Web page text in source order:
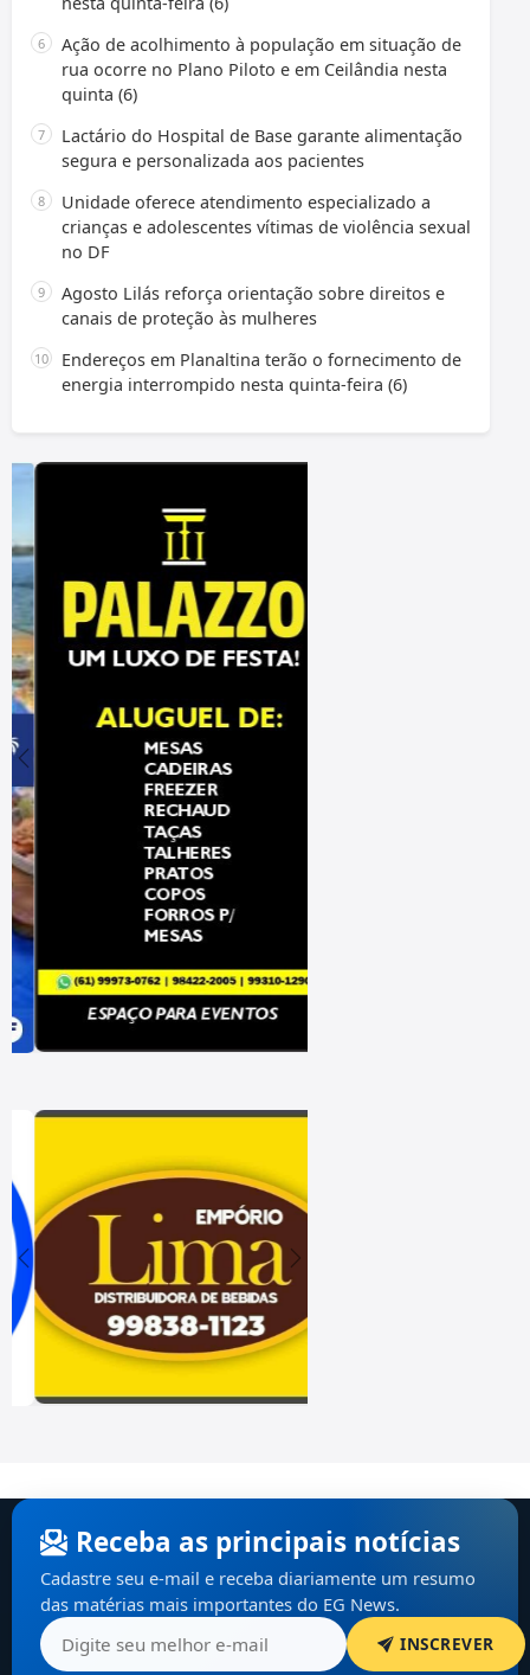
Ação de acolhimento à população em situação de
rua ocorre no Plano Piloto e em Ceilândia nesta
quinta (6)
Lactário do Hospital de Base garante alimentação
segura e personalizada aos pacientes
Unidade oferece atendimento especializado a
crianças e adolescentes vítimas de violência sexual
no DF
Agosto Lilás reforça orientação sobre direitos e
canais de proteção às mulheres
Endereços em Planaltina terão o fornecimento de
energia interrompido nesta quinta-feira (6)
Receba as principais notícias
Cadastre seu e-mail e receba diariamente um resumo
das matérias mais importantes do EG News.
INSCREVER